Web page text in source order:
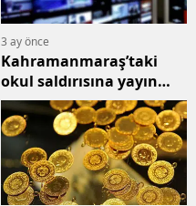
3 ay önce
Kahramanmaraş’taki
okul saldırısına yayın
yasağı getirildi